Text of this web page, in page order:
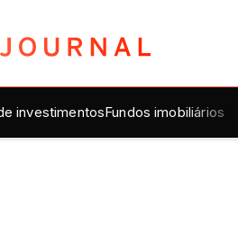
investimentosFundos imobiliários